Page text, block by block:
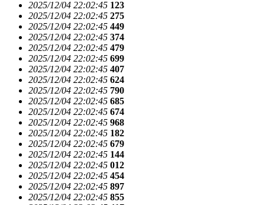
2025/12/04 22:02:45 123
2025/12/04 22:02:45 275
2025/12/04 22:02:45 449
2025/12/04 22:02:45 374
2025/12/04 22:02:45 479
2025/12/04 22:02:45 699
2025/12/04 22:02:45 407
2025/12/04 22:02:45 624
2025/12/04 22:02:45 790
2025/12/04 22:02:45 685
2025/12/04 22:02:45 674
2025/12/04 22:02:45 968
2025/12/04 22:02:45 182
2025/12/04 22:02:45 679
2025/12/04 22:02:45 144
2025/12/04 22:02:45 012
2025/12/04 22:02:45 454
2025/12/04 22:02:45 897
2025/12/04 22:02:45 855